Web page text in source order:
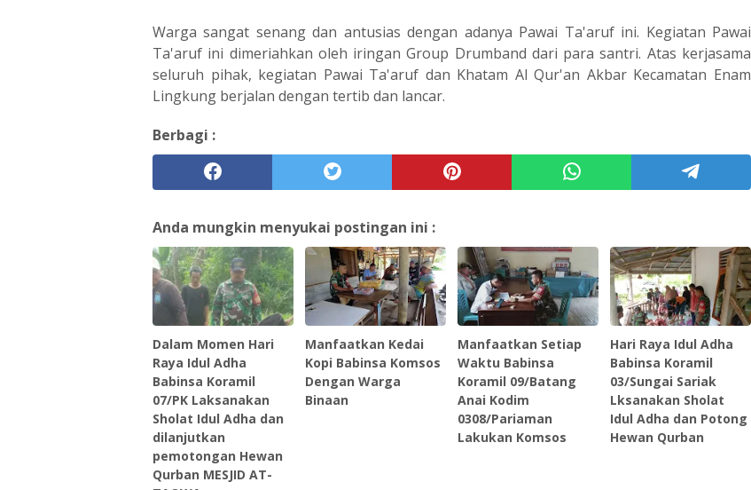
Warga sangat senang dan antusias dengan adanya Pawai Ta'aruf ini. Kegiatan Pawai
Ta'aruf ini dimeriahkan oleh iringan Group Drumband dari para santri. Atas kerjasama
seluruh pihak, kegiatan Pawai Ta'aruf dan Khatam Al Qur'an Akbar Kecamatan Enam
Lingkung berjalan dengan tertib dan lancar.
Berbagi :
Anda mungkin menyukai postingan ini :
Dalam Momen Hari
Raya Idul Adha
Babinsa Koramil
07/PK Laksanakan
Sholat Idul Adha dan
dilanjutkan
pemotongan Hewan
Qurban MESJID AT-
Manfaatkan Kedai
Kopi Babinsa Komsos
Dengan Warga
Binaan
Manfaatkan Setiap
Waktu Babinsa
Koramil 09/Batang
Anai Kodim
0308/Pariaman
Lakukan Komsos
Hari Raya Idul Adha
Babinsa Koramil
03/Sungai Sariak
Lksanakan Sholat
Idul Adha dan Potong
Hewan Qurban